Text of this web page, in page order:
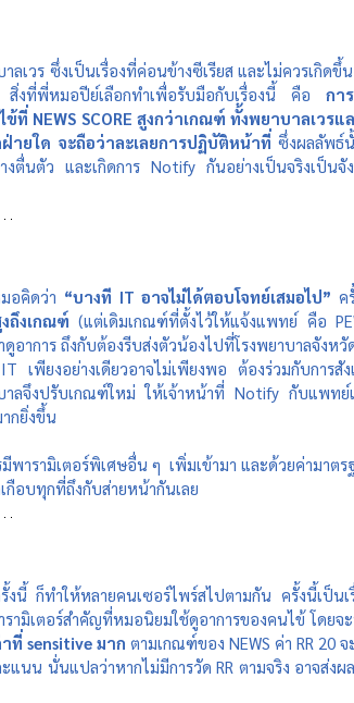
เวร ซึ่งเป็นเรื่องที่ค่อนข้างซีเรียส และไม่ควรเกิดขึ้
สิ่งที่พี่หมอปีย์เลือกทำเพื่อรับมือกับเรื่องนี้ คือ กา
ข้ที่ NEWS SCORE สูงกว่าเกณฑ์ ทั้งพยาบาลเวรแ
ายใด จะถือว่าละเลยการปฏิบัติหน้าที่ ซึ่งผลลัพธ์
ตื่นตัว และเกิดการ Notify กันอย่างเป็นจริงเป็นจั
อคิดว่า “บางที IT อาจไม่ได้ตอบโจทย์เสมอไป” ค
งถึงเกณฑ์ (แต่เดิมเกณฑ์ที่ตั้งไว้ให้แจ้งแพทย์ คือ
าการ ถึงกับต้องรีบส่งตัวน้องไปที่โรงพยาบาลจังหวั
เพียงอย่างเดียวอาจไม่เพียงพอ ต้องร่วมกับการสัง
าลจึงปรับเกณฑ์ใหม่ ให้เจ้าหน้าที่ Notify กับแพทย์
กยิ่งขึ้น
ารามิเตอร์พิเศษอื่น ๆ  เพิ่มเข้ามา และด้วยค่ามาตร
กือบทุกที่ถึงกับส่ายหน้ากันเลย
ก็ทำให้หลายคนเซอร์ไพร์สไปตามกัน ครั้งนี้เป็นเ
ามิเตอร์สำคัญที่หมอนิยมใช้ดูอาการของคนไข้ โดยจ
ที่ sensitive มาก ตามเกณฑ์ของ NEWS ค่า RR 20 จ
แนน นั่นแปลว่าหากไม่มีการวัด RR ตามจริง อาจส่งผ